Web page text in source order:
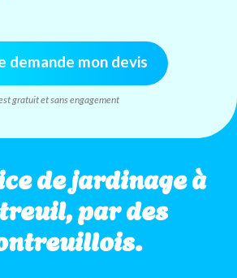
demande mon devis
gratuit et sans engagement
de jardinage à
par des